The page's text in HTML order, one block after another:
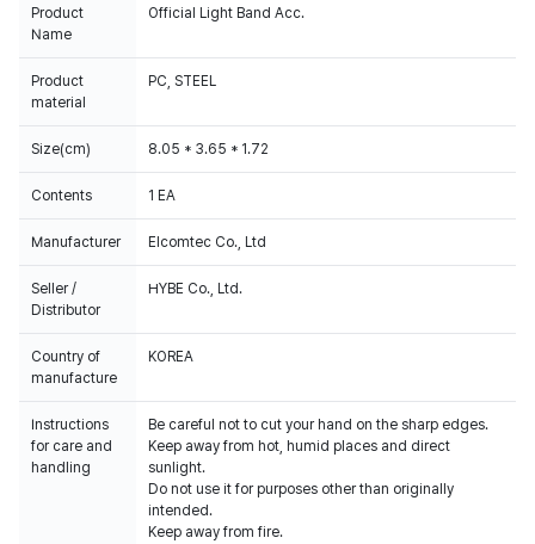
Product
Name
Official Light Band Acc.
Product
material
PC, STEEL
Size(cm) 8.05 * 3.65 * 1.72
Contents 1 EA
Manufacturer Elcomtec Co., Ltd
Seller /
Distributor
HYBE Co., Ltd.
Country of
manufacture
KOREA
Instructions
for care and
handling
Be careful not to cut your hand on the sharp edges.
Keep away from hot, humid places and direct
sunlight.
Do not use it for purposes other than originally
intended.
Keep away from fire.